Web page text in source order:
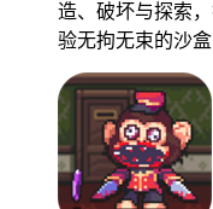
造、破坏与探索
验无拘无束的沙盒